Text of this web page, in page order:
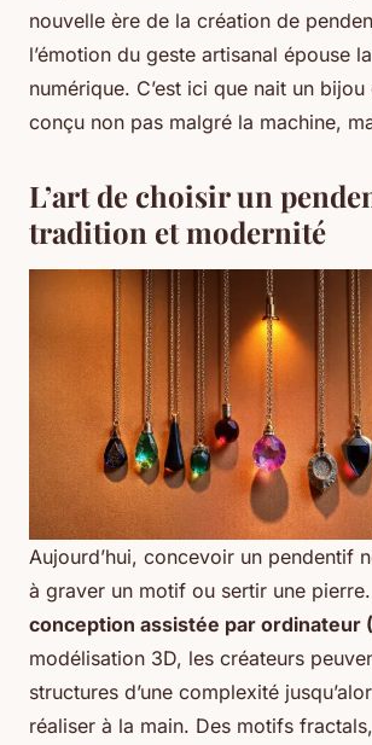
nouvelle ère de la création de
l’émotion du geste artisanal épouse
numérique. C’est ici que nait un
conçu non pas malgré la machine,
L’art de choisir un
tradition et modernité
Aujourd’hui, concevoir un pendentif
à graver un motif ou sertir une
conception assistée par ordinateur
modélisation 3D, les créateurs
structures d’une complexité
réaliser à la main. Des motifs